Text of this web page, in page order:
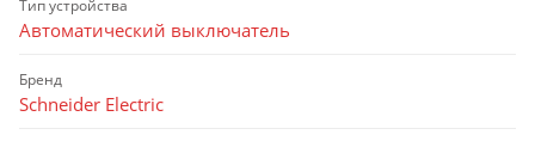
Тип устройства
Автоматический выключатель
Бренд
Schneider Electric